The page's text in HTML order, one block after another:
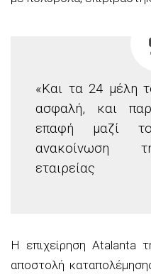
«Και τα 24 μέλη
ασφαλή, και
επαφή μαζί
ανακοίνωση
εταιρείας
Η επιχείρηση Atalanta
αποστολή